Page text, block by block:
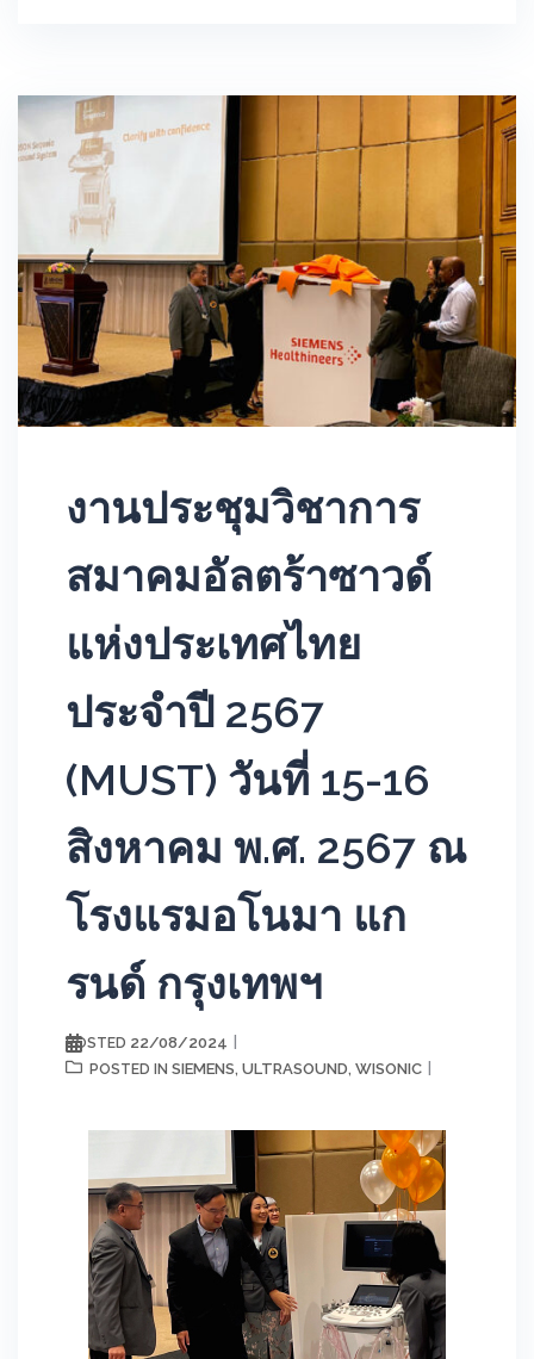
งานประชุมวิชาการ
สมาคมอัลตร้าซาวด์
แห่งประเทศไทย
ประจำปี 2567
(MUST) วันที่ 15-16
สิงหาคม พ.ศ. 2567 ณ
โรงแรมอโนมา แก
รนด์ กรุงเทพฯ
POSTED 22/08/2024
POSTED IN SIEMENS, ULTRASOUND, WISONIC